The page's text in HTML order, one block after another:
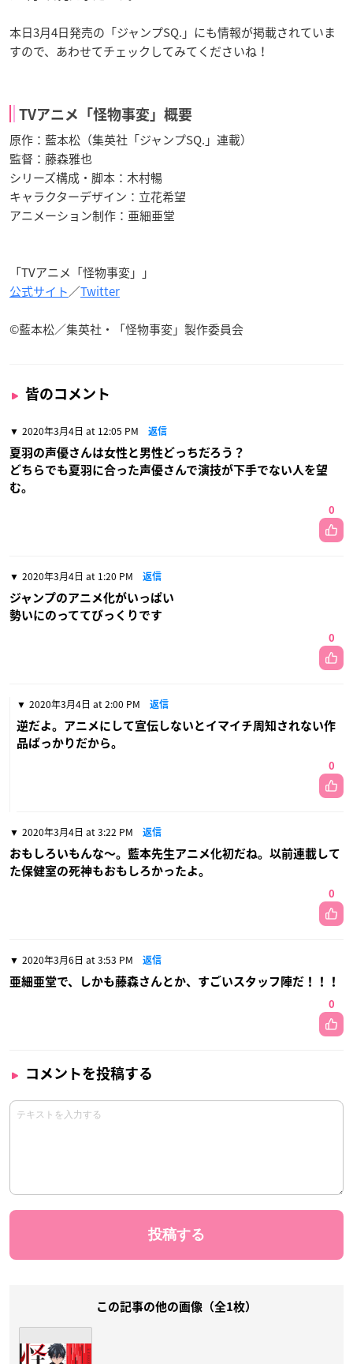
本日3月4日発売の「ジャンプSQ.」にも情報が掲載されていま
すので、あわせてチェックしてみてくださいね！
TVアニメ「怪物事変」概要
原作：藍本松（集英社「ジャンプSQ.」連載）
監督：藤森雅也
シリーズ構成・脚本：木村暢
キャラクターデザイン：立花希望
アニメーション制作：亜細亜堂
「TVアニメ「怪物事変」」
公式サイト／Twitter
©藍本松／集英社・「怪物事変」製作委員会
皆のコメント
2020年3月4日 at 12:05 PM 返信
夏羽の声優さんは女性と男性どっちだろう？
どちらでも夏羽に合った声優さんで演技が下手でない人を望
む。
0
2020年3月4日 at 1:20 PM 返信
ジャンプのアニメ化がいっぱい
勢いにのっててびっくりです
0
2020年3月4日 at 2:00 PM 返信
逆だよ。アニメにして宣伝しないとイマイチ周知されない作
品ばっかりだから。
0
2020年3月4日 at 3:22 PM 返信
おもしろいもんな〜。藍本先生アニメ化初だね。以前連載して
た保健室の死神もおもしろかったよ。
0
2020年3月6日 at 3:53 PM 返信
亜細亜堂で、しかも藤森さんとか、すごいスタッフ陣だ！！！
0
コメントを投稿する
この記事の他の画像（全1枚）